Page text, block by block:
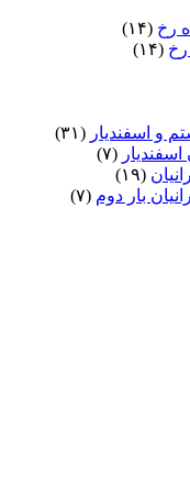
رخ (۱۴)
رخ (۱۴)
و اسفندیار (۳۱)
(۷)
(۱۹)
بار دوم (۷)